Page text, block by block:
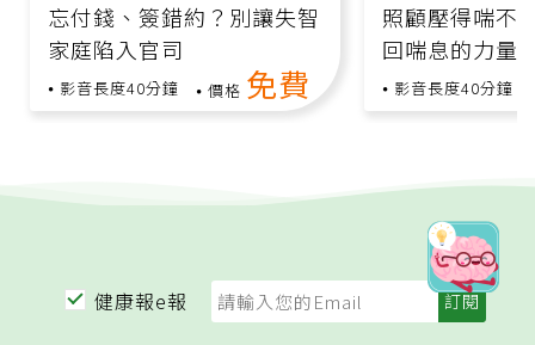
忘付錢、簽錯約？別讓失智
家庭陷入官司
影音長度40分鐘 價格 免費
照顧壓得喘不
回喘息的力量
影音長度40分鐘
健康報e報